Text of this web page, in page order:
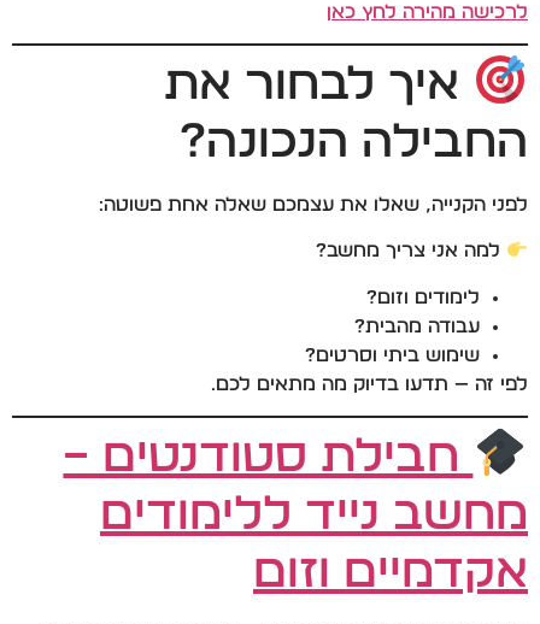
לרכישה מהירה לחץ כאן
איך לבחור את
החבילה הנכונה?
לפני הקנייה, שאלו את עצמכם שאלה אחת פשוטה:
למה אני צריך מחשב?
לימודים וזום?
עבודה מהבית?
שימוש ביתי וסרטים?
לפי זה — תדעו בדיוק מה מתאים לכם.
חבילת סטודנטים –
מחשב נייד ללימודים
אקדמיים וזום